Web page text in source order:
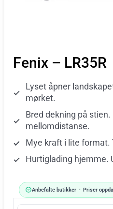
Fenix – LR35R
Lyset åpner
mørket.
Bred dekning på
mellomdistanse.
Mye kraft i lite format.
Hurtiglading hjemme.
Anbefalte butikker • Priser